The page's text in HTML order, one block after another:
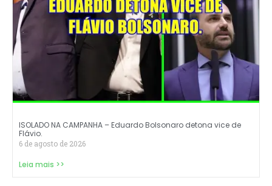
ISOLADO NA CAMPANHA – Eduardo Bolsonaro detona vice de
Flávio.
6 de agosto de 2026
Leia mais >>